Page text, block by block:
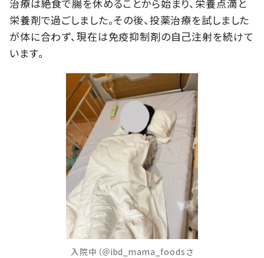
治療は絶食で腸を休めることから始まり、栄養点滴と
栄養剤で過ごしました。その後、投薬治療を試しました
が体に合わず、現在は免疫抑制剤の自己注射を続けて
います。
入院中（＠ibd_mama_foodsさ